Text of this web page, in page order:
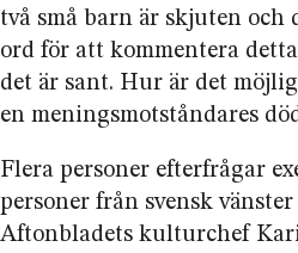
två små barn är skjuten och
ord för att kommentera
det är sant. Hur är det
en meningsmotståndares
Flera personer efterfrågar
personer från svensk
Aftonbladets kulturchef